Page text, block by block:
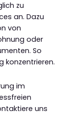
zu
an. Dazu
von
oder
So
konzentrieren.
im
uns